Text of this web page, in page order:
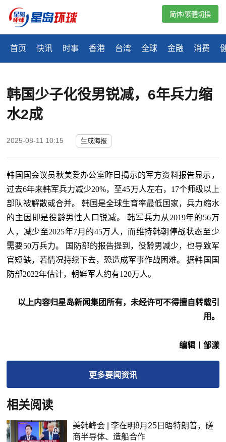
首页 快讯 时事 香港 台湾 全球 金融 消费
简体/繁體切換
韩国少子化役男锐减，6年兵力缩
水2成
2025-08-11 10:15 生成海报
韩国国会议员秋美爱办公室昨日揭示的军方资料报告显示，
过去6年来韩军兵力减少20%，至45万人左右，17个师级以上
部队被解散或合并。 韩国是全球生育率最低国家，兵力缩水
的主因即是役龄男性人口锐减。 韩军兵力从2019年的56万
人，减少至2025年7月的45万人，而维持韩朝停战状态至少
需要50万兵力。 国防部的报告提到，役龄男减少，也导致军
官短缺，若情况持续下去，恐造成军事作战困难。 据韩国国
防部2022年估计，朝鲜军人约有120万人。
以上内容归星岛新闻集团所有，未经许可不得擅自转载引
用。
编辑︱邹漾
更多要闻资讯
相关阅读
美韩峰会 | 李在明8月25日晤特朗普，磋
商半导体、造船合作